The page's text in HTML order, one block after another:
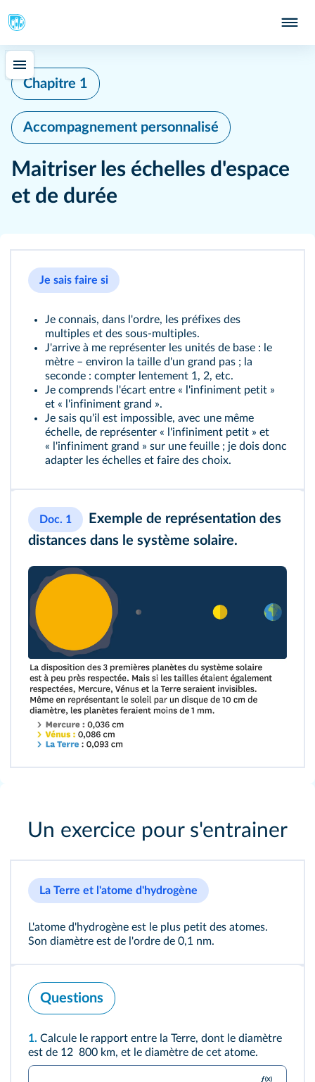
Chapitre 1
Accompagnement personnalisé
Maitriser les échelles d'espace
et de durée
Je sais faire si
Je connais, dans l'ordre, les préfixes des
multiples et des sous-multiples.
J'arrive à me représenter les unités de base : le
mètre – environ la taille d'un grand pas ; la
seconde : compter lentement 1, 2, etc.
Je comprends l'écart entre « l'infiniment petit »
et « l'infiniment grand ».
Je sais qu'il est impossible, avec une même
échelle, de représenter « l'infiniment petit » et
« l'infiniment grand » sur une feuille ; je dois donc
adapter les échelles et faire des choix.
Doc. 1
Exemple de représentation des
distances dans le système solaire.
Un exercice pour s'entrainer
La Terre et l'atome d'hydrogène
L'atome d'hydrogène est le plus petit des atomes.
Son diamètre est de l'ordre de 0,1 nm.
Questions
1. Calcule le rapport entre la Terre, dont le diamètre
est de 12 800 km, et le diamètre de cet atome.